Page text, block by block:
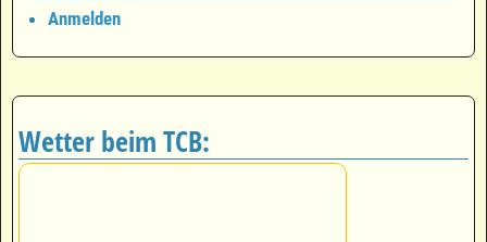
Anmelden
Wetter beim TCB: